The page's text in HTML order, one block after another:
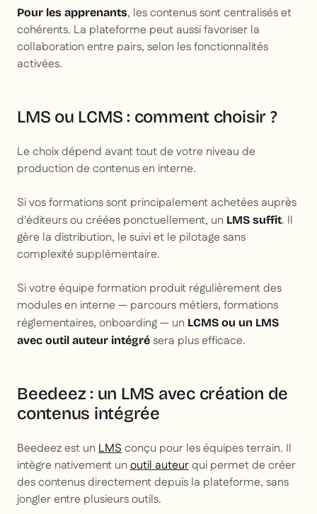
Pour les apprenants, les contenus sont centralisés et
cohérents. La plateforme peut aussi favoriser la
collaboration entre pairs, selon les fonctionnalités
activées.
LMS ou LCMS : comment choisir ?
Le choix dépend avant tout de votre niveau de
production de contenus en interne.
Si vos formations sont principalement achetées auprès
d'éditeurs ou créées ponctuellement, un LMS suffit. Il
gère la distribution, le suivi et le pilotage sans
complexité supplémentaire.
Si votre équipe formation produit régulièrement des
modules en interne — parcours métiers, formations
réglementaires, onboarding — un LCMS ou un LMS
avec outil auteur intégré sera plus efficace.
Beedeez : un LMS avec création de
contenus intégrée
Beedeez est un LMSconçu pour les équipes terrain. Il
intègre nativement un outil auteurqui permet de créer
des contenus directement depuis la plateforme, sans
jongler entre plusieurs outils.